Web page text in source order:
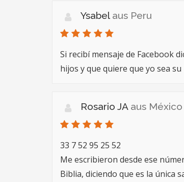
Ysabel aus Peru
Si recibí mensaje de Facebook
hijos y que quiere que yo sea
Rosario JA aus México
33 7 52 95 25 52
Me escribieron desde ese
Biblia, diciendo que es la única